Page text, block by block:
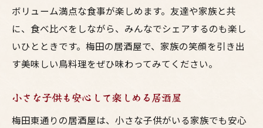
ボリューム満点な食事が楽しめます。友達や家族と共
に、食べ比べをしながら、みんなでシェアするのも楽し
いひとときです。梅田の居酒屋で、家族の笑顔を引き出
す美味しい鳥料理をぜひ味わってみてください。
小さな子供も安心して楽しめる居酒屋
梅田東通りの居酒屋は、小さな子供がいる家族でも安心